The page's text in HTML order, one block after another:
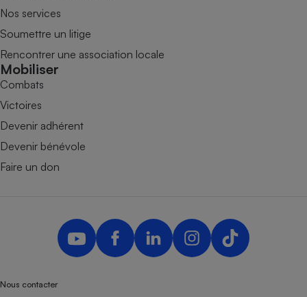
Nos services
Soumettre un litige
Rencontrer une association locale
Mobiliser
Combats
Victoires
Devenir adhérent
Devenir bénévole
Faire un don
Nous contacter